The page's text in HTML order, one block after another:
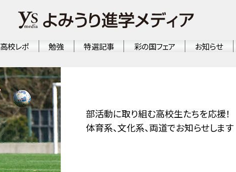
高校レポ 勉強 特選記事 彩の国フェア お知らせ
部活動に取り組む高校生たちを応援！
体育系、文化系、両道でお知らせします